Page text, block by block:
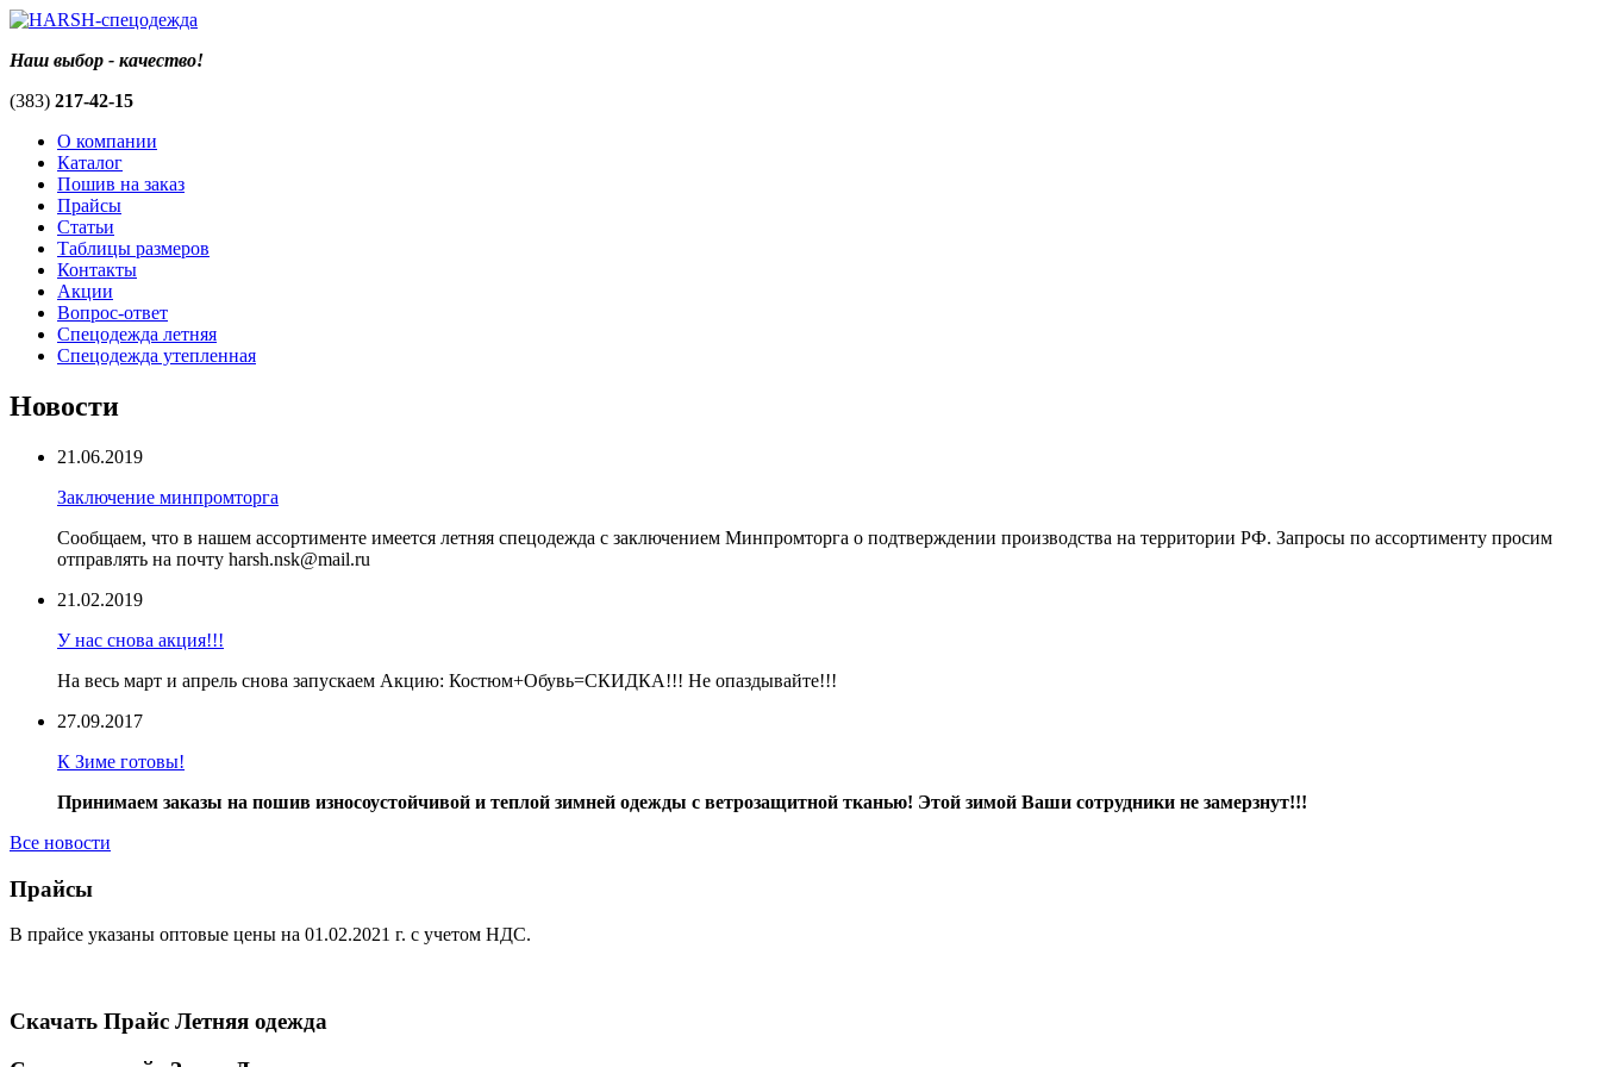
Наш выбор - качество!
(383) 217-42-15
О компании
Каталог
Пошив на заказ
Прайсы
Статьи
Таблицы размеров
Контакты
Акции
Вопрос-ответ
Спецодежда летняя
Спецодежда утепленная
Новости
21.06.2019
Заключение минпромторга
Сообщаем, что в нашем ассортименте имеется летняя спецодежда с заключением Минпромторга о подтверждении производства на территории РФ. Запросы по ассортименту просим
отправлять на почту harsh.nsk@mail.ru
21.02.2019
У нас снова акция!!!
На весь март и апрель снова запускаем Акцию: Костюм+Обувь=СКИДКА!!! Не опаздывайте!!!
27.09.2017
К Зиме готовы!
Принимаем заказы на пошив износоустойчивой и теплой зимней одежды с ветрозащитной тканью! Этой зимой Ваши сотрудники не замерзнут!!!
Все новости
Прайсы
В прайсе указаны оптовые цены на 01.02.2021 г. с учетом НДС.
Скачать Прайс Летняя одежда